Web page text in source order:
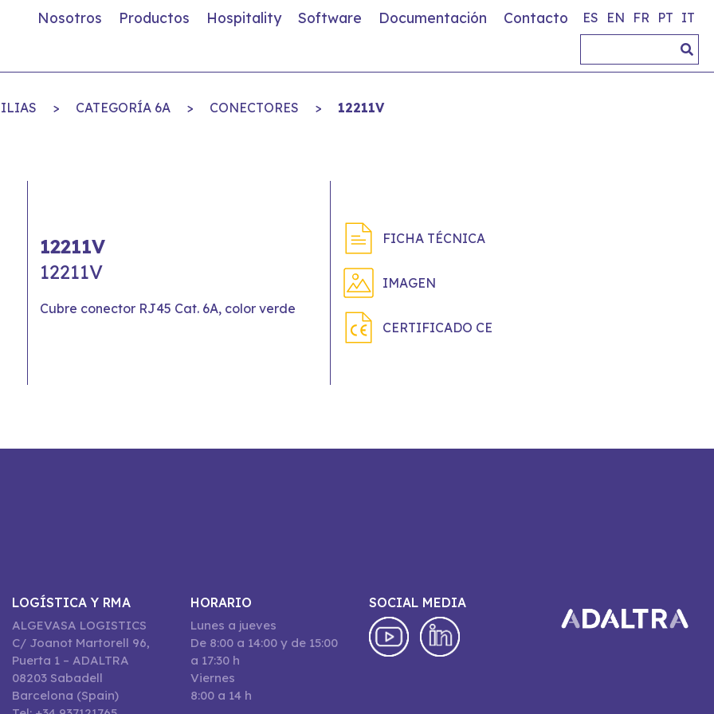
Nosotros Productos Hospitality Software Documentación Contacto ES EN FR PT IT
> CATEGORÍA 6A > CONECTORES > 12211V
12211V
12211V
Cubre conector RJ45 Cat. 6A, color verde
FICHA TÉCNICA
IMAGEN
CERTIFICADO CE
LOGÍSTICA Y RMA
ALGEVASA LOGISTICS
C/ Joanot Martorell 96,
Puerta 1 – ADALTRA
08203 Sabadell
Barcelona (Spain)
HORARIO
Lunes a jueves
De 8:00 a 14:00 y de 15:00
a 17:30 h
Viernes
8:00 a 14 h
SOCIAL MEDIA